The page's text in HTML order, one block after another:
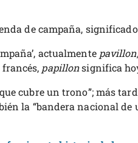
de campaña, significado
actualmente pavillon,
papillonsignifica
cubre un trono”; más
la “bandera nacional de